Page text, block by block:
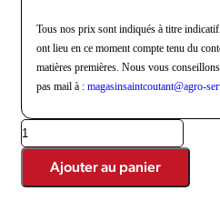
Tous nos prix sont indiqués à titre
ont lieu en ce moment compte tenu du
matières premières. Nous vous
pas mail à :magasinsaintcoutant@agro-
Ajouter au panier